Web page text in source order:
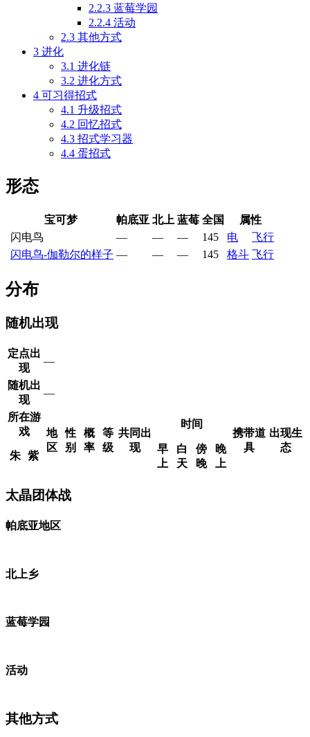
2.2.3 蓝莓学园
2.2.4 活动
2.3 其他方式
3 进化
3.1 进化链
3.2 进化方式
4 可习得招式
4.1 升级招式
4.2 回忆招式
4.3 招式学习器
4.4 蛋招式
形态
宝可梦 帕底亚 北上 蓝莓 全国
属性
闪电鸟
— — — 145 电
飞行
闪电鸟-伽勒尔的样子 — — — 145 格斗 飞行
分布
随机出现
定点出
现
—
随机出
现
—
所在游
戏
地
区
性
别
概
率
等
级
共同出
现
时间
携带道
具
出现生
态
朱 紫
早
上
白
天
傍
晚
晚
上
太晶团体战
帕底亚地区
北上乡
蓝莓学园
活动
其他方式